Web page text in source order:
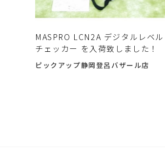
MASPRO LCN2A デジタルレベル
チェッカー を入荷致しました！
ピックアップ静岡登呂バザール店